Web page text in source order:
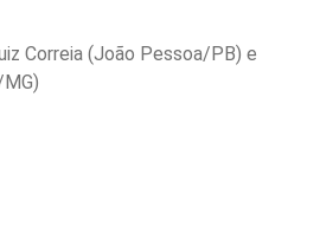
Correia (João Pessoa/PB) e